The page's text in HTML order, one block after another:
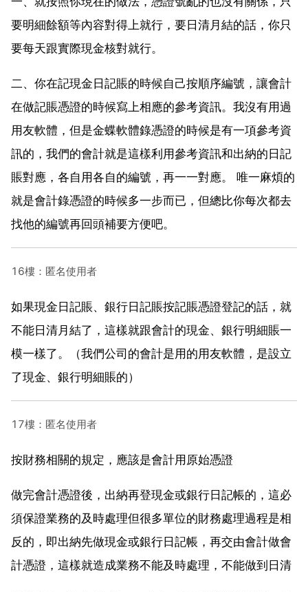
要明細餘額等內容對得上就行，要日清月結的話，你只
要每天跟實際現金核對就行。
二、你在記現金日記賬的時候自己按順序編號，讓會計
在做記賬憑證的時候寫上相應的參考資訊。我沒有用過
用友軟體，但是金蝶軟體錄憑證的時候是有一項參考資
訊的，我們的會計就是這樣利用參考資訊和出納的日記
賬對應，各自用各自的編號，再一一對應。 唯一麻煩的
就是會計錄憑證的時候多一步而已，但總比你每次都去
找他的編號再回頭補要方便吧。
16樓：匿名使用者
如果現金日記賬、銀行日記賬按記賬憑證登記的話，就
不能日清月結了，這樣就跟會計的現金、銀行明細賬一
模一樣了。（我們公司的會計是用的用友軟體，是設立
了現金、銀行明細賬的）
17樓：匿名使用者
按財務相關的規定，應該是會計用原始憑證
做完會計憑證後，出納再登現金或銀行日記帳的，這必
須保證業務的及時處理但很多單位的財務處理過程是相
反的，即出納先做現金或銀行日記帳，再交由會計做會
計憑證，這樣就造成業務不能及時處理，不能做到日清